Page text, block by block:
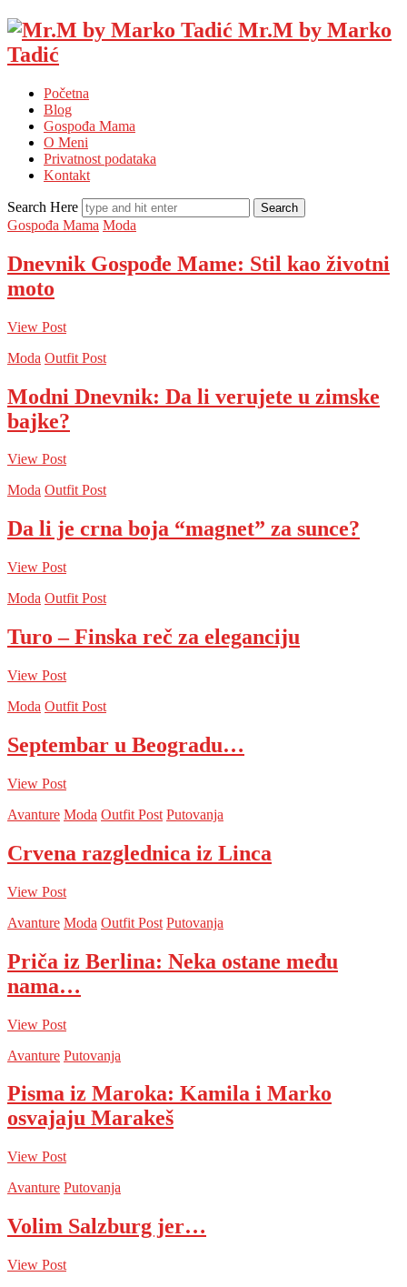
Mr.M by Marko
Tadić
Početna
Blog
Gospođa Mama
O Meni
Privatnost podataka
Kontakt
Search Here
Gospođa Mama Moda
Dnevnik Gospođe Mame: Stil kao životni
moto
View Post
Moda Outfit Post
Modni Dnevnik: Da li verujete u zimske
bajke?
View Post
Moda Outfit Post
Da li je crna boja “magnet” za sunce?
View Post
Moda Outfit Post
Turo – Finska reč za eleganciju
View Post
Moda Outfit Post
Septembar u Beogradu…
View Post
Avanture Moda Outfit Post Putovanja
Crvena razglednica iz Linca
View Post
Avanture Moda Outfit Post Putovanja
Priča iz Berlina: Neka ostane među
nama…
View Post
Avanture Putovanja
Pisma iz Maroka: Kamila i Marko
osvajaju Marakeš
View Post
Avanture Putovanja
Volim Salzburg jer…
View Post